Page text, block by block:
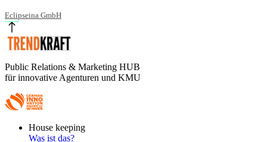
Eclipseina GmbH
Public Relations & Marketing HUB
für innovative Agenturen und KMU
FooterHouse keeping
Was ist das?